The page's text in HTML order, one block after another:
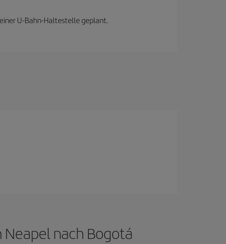
U-Bahn-Haltestelle geplant.
nach Bogotá